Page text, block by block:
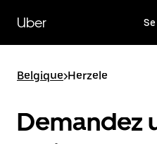
contenu
principal
Uber
Belgique>Herzele
Demandez